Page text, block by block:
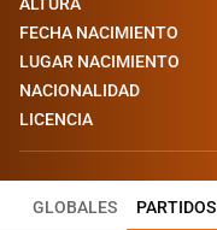
FECHA NACIMIENTO
LUGAR NACIMIENTO
NACIONALIDAD
LICENCIA
GLOBALES PARTIDOS